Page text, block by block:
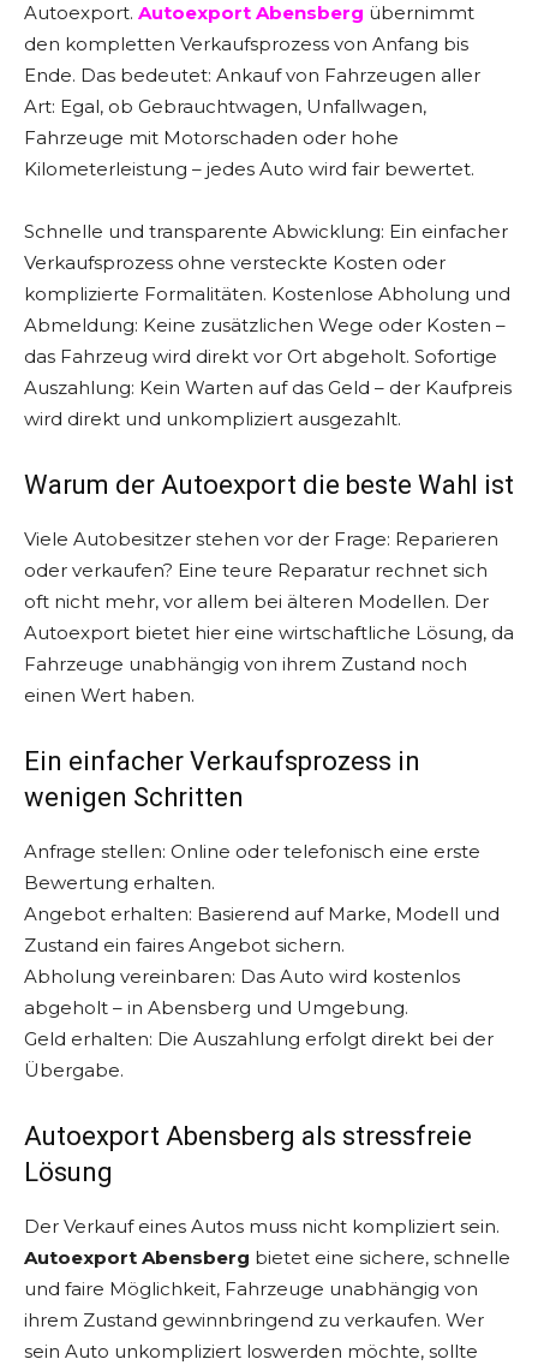
Autoexport. Autoexport Abensberg übernimmt
den kompletten Verkaufsprozess von Anfang bis
Ende. Das bedeutet: Ankauf von Fahrzeugen aller
Art: Egal, ob Gebrauchtwagen, Unfallwagen,
Fahrzeuge mit Motorschaden oder hohe
Kilometerleistung – jedes Auto wird fair bewertet.
Schnelle und transparente Abwicklung: Ein einfacher
Verkaufsprozess ohne versteckte Kosten oder
komplizierte Formalitäten. Kostenlose Abholung und
Abmeldung: Keine zusätzlichen Wege oder Kosten –
das Fahrzeug wird direkt vor Ort abgeholt. Sofortige
Auszahlung: Kein Warten auf das Geld – der Kaufpreis
wird direkt und unkompliziert ausgezahlt.
Warum der Autoexport die beste Wahl ist
Viele Autobesitzer stehen vor der Frage: Reparieren
oder verkaufen? Eine teure Reparatur rechnet sich
oft nicht mehr, vor allem bei älteren Modellen. Der
Autoexport bietet hier eine wirtschaftliche Lösung, da
Fahrzeuge unabhängig von ihrem Zustand noch
einen Wert haben.
Ein einfacher Verkaufsprozess in
wenigen Schritten
Anfrage stellen: Online oder telefonisch eine erste
Bewertung erhalten.
Angebot erhalten: Basierend auf Marke, Modell und
Zustand ein faires Angebot sichern.
Abholung vereinbaren: Das Auto wird kostenlos
abgeholt – in Abensberg und Umgebung.
Geld erhalten: Die Auszahlung erfolgt direkt bei der
Übergabe.
Autoexport Abensberg als stressfreie
Lösung
Der Verkauf eines Autos muss nicht kompliziert sein.
Autoexport Abensberg bietet eine sichere, schnelle
und faire Möglichkeit, Fahrzeuge unabhängig von
ihrem Zustand gewinnbringend zu verkaufen. Wer
sein Auto unkompliziert loswerden möchte, sollte